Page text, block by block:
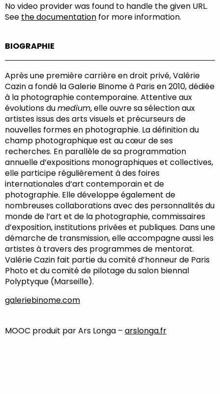
No video provider was found to handle the given URL.
See the documentation for more information.
BIOGRAPHIE
Après une première carrière en droit privé, Valérie
Cazin a fondé la Galerie Binome à Paris en 2010, dédiée
à la photographie contemporaine. Attentive aux
évolutions dumedium, elle ouvre sa sélection aux
artistes issus des arts visuels et précurseurs de
nouvelles formes en photographie. La définition du
champ photographique est au cœur de ses
recherches. En parallèle de sa programmation
annuelle d’expositions monographiques et collectives,
elle participe régulièrement à des foires
internationales d’art contemporain et de
photographie. Elle développe également de
nombreuses collaborations avec des personnalités du
monde de l’art et de la photographie, commissaires
d’exposition, institutions privées et publiques. Dans une
démarche de transmission, elle accompagne aussi les
artistes à travers des programmes de mentorat.
Valérie Cazin fait partie du comité d’honneur de Paris
Photo et du comité de pilotage du salon biennal
Polyptyque (Marseille).
galeriebinome.com
MOOC produit par Ars Longa – arslonga.fr